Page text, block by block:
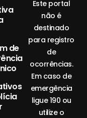
de
Este portal
não é
destinado
para registro
de
ocorrências.
Em caso de
emergência
ligue 190 ou
utilize o